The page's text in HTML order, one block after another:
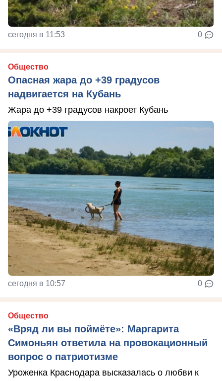
сегодня в 11:53 0
Общество
Опасная жара до +39 градусов
надвигается на Кубань
Жара до +39 градусов накроет Кубань
сегодня в 10:57 0
Общество
«Вряд ли вы поймёте»: Маргарита
Симоньян ответила на провокационный
вопрос о патриотизме
Уроженка Краснодара высказалась о любви к